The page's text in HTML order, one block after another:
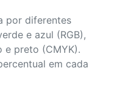
por diferentes
e azul (RGB),
e preto (CMYK).
em cada